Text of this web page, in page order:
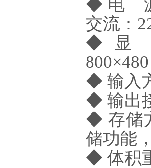
◆ 电 源
交流：
◆ 显
◆ 输入
◆ 输出
◆ 存储
储功能
◆ 体积